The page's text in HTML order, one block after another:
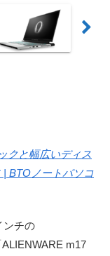
クと幅広いディス
| BTOノートパソコ
ンチの
m17